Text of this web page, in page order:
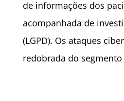
de informações dos
acompanhada de
(LGPD). Os ataques
redobrada do